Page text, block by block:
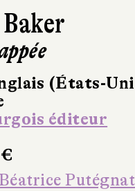
(États-
éditeur
Putégnat